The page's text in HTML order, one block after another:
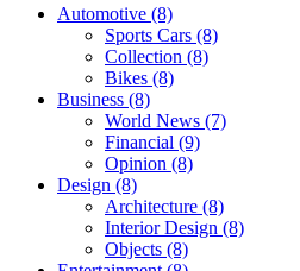
Automotive (8)
Sports Cars (8)
Collection (8)
Bikes (8)
Business (8)
World News (7)
Financial (9)
Opinion (8)
Design (8)
Architecture (8)
Interior Design (8)
Objects (8)